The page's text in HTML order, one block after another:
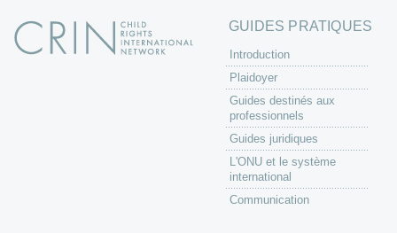
GUIDES PRATIQUES
Introduction
Plaidoyer
Guides destinés aux
professionnels
Guides juridiques
L'ONU et le système
international
Communication